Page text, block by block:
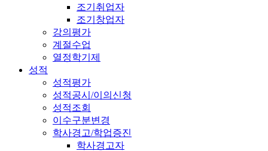
조기취업자
조기창업자
강의평가
계절수업
열정학기제
성적
성적평가
성적공시/이의신청
성적조회
이수구분변경
학사경고/학업증진
학사경고자